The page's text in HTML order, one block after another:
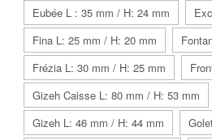
Eubée L : 35 mm / H: 24 mm
Fina L: 25 mm / H: 20 mm
Frézia L: 30 mm / H: 25 mm
Gizeh Caisse L: 80 mm / H: 53 mm
Gizeh L: 46 mm / H: 44 mm